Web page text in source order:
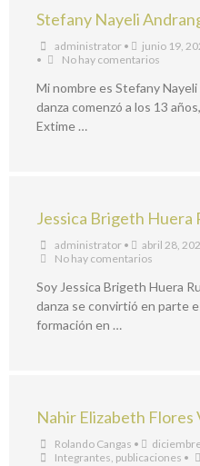
Stefany Nayeli
administrator • junio 19,
•
No hay comentarios
Mi nombre es Stefany
danza comenzó a los 13
Extime …
Jessica Brigeth Huera
administrator • abril 28,
No hay comentarios
Soy Jessica Brigeth Huera
danza se convirtió en parte
formación en …
Nahir Elizabeth
Rolando Cangas •
Integrantes, publicaciones •